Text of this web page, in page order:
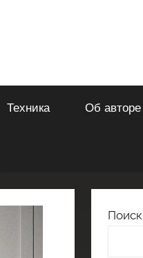
Техника Об авторе
Поиск